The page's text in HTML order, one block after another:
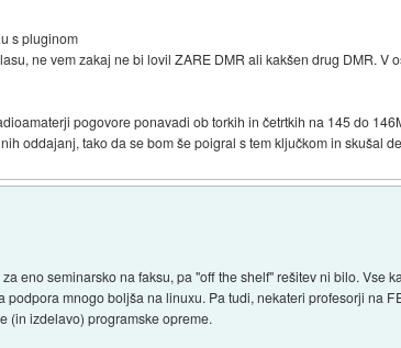
s pluginom
ne vem zakaj ne bi lovil ZARE DMR ali kakšen drug DMR. V
pogovore ponavadi ob torkih in četrtkih na 145 do
oddajanj, tako da se bom še poigral s tem ključkom in skušal
eno seminarsko na faksu, pa "off the shelf" rešitev ni bilo. Vse
mnogo boljša na linuxu. Pa tudi, nekateri profesorji na
(in izdelavo) programske opreme.